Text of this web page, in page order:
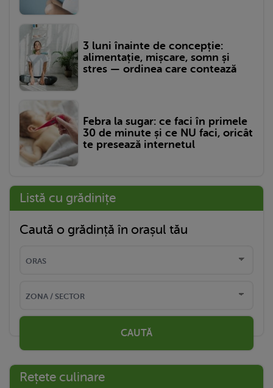
3 luni înainte de concepție:
alimentație, mișcare, somn și
stres — ordinea care contează
Febra la sugar: ce faci în primele
30 de minute și ce NU faci, oricât
te presează internetul
Listă cu grădinițe
Caută o grădință în orașul tău
CAUTĂ
Rețete culinare